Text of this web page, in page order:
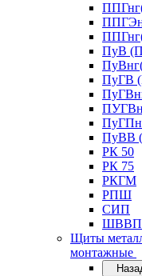
ПуВ
ПуГВ
ПуВВ
РК 50
РК 75
РКГМ
РПШ
СИП
Щиты
монтажные